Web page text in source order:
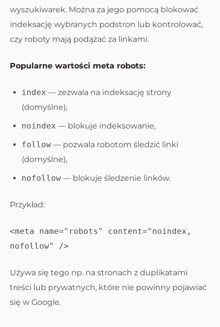
wyszukiwarek. Można za jego pomocą blokować
indeksację wybranych podstron lub kontrolować,
czy roboty mają podążać za linkami.
Popularne wartości meta robots:
index — zezwala na indeksację strony
(domyślne),
noindex — blokuje indeksowanie,
follow — pozwala robotom śledzić linki
(domyślne),
nofollow — blokuje śledzenie linków.
Przykład:
<meta name="robots" content="noindex,
nofollow" />
Używa się tego np. na stronach z duplikatami
treści lub prywatnych, które nie powinny pojawiać
się w Google.